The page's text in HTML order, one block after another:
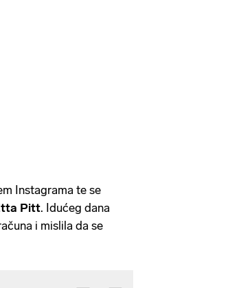
Instagrama te se
Pitt. Idućeg dana
i mislila da se